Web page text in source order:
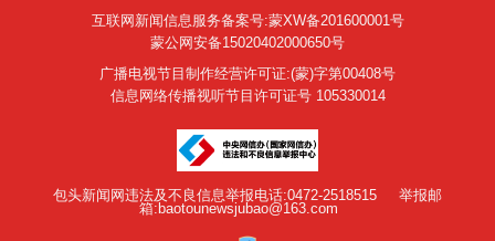
互联网新闻信息服务备案号:蒙XW备201600001号
蒙公网安备15020402000650号
广播电视节目制作经营许可证:(蒙)字第00408号
信息网络传播视听节目许可证号 105330014
包头新闻网违法及不良信息举报电话:0472-2518515
举报邮
箱:baotounewsjubao@163.com